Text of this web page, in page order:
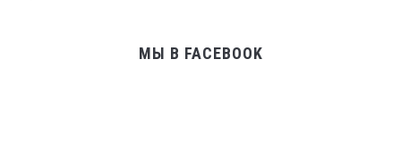
МЫ В FACEBOOK